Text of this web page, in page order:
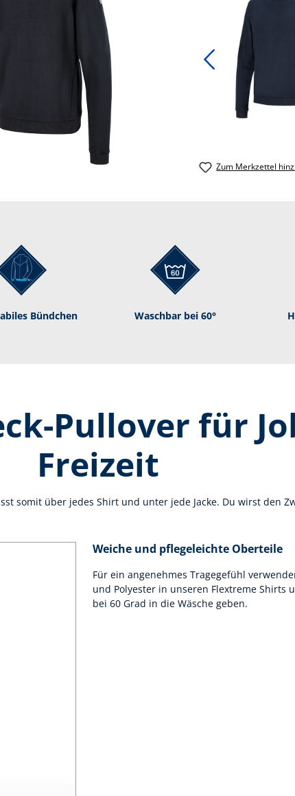
Zum Merkzettel
Bündchen Waschbar bei 60°
Pullover für
Freizeit
somit über jedes Shirt und unter jede Jacke. Du wirst den
Weiche und pflegeleichte Oberteile
Für ein angenehmes Tragegefühl
und Polyester in unseren Flextreme Shirts
bei 60 Grad in die Wäsche geben.